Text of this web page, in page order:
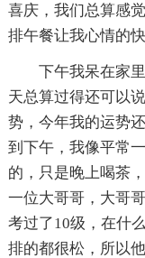
喜庆，我们总算感
排午餐让我心情的
下午我呆在家
天总算过得还可以
势，今年我的运势
到下午，我像平常
的，只是晚上喝茶
一位大哥哥，大哥
考过了10级，在什
排的都很松，所以